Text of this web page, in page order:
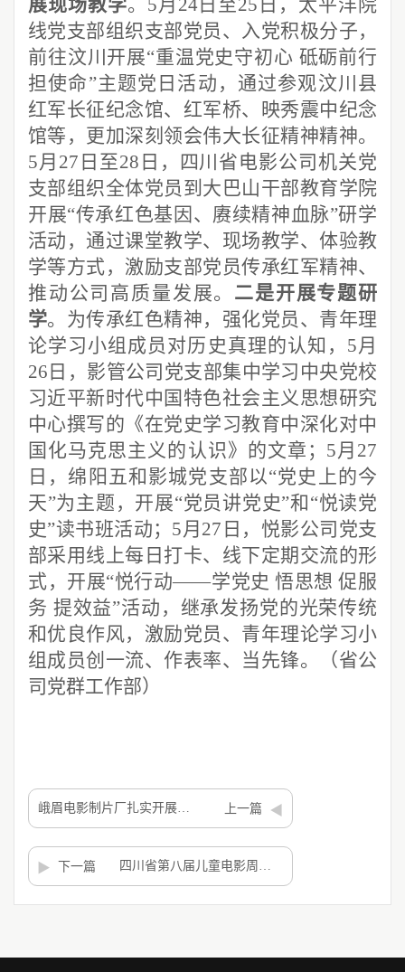
展现场教学。5月24日至25日，太平洋院
线党支部组织支部党员、入党积极分子，
前往汶川开展“重温党史守初心 砥砺前行
担使命”主题党日活动，通过参观汶川县
红军长征纪念馆、红军桥、映秀震中纪念
馆等，更加深刻领会伟大长征精神精神。
5月27日至28日，四川省电影公司机关党
支部组织全体党员到大巴山干部教育学院
开展“传承红色基因、赓续精神血脉”研学
活动，通过课堂教学、现场教学、体验教
学等方式，激励支部党员传承红军精神、
推动公司高质量发展。 二是开展专题研
学。为传承红色精神，强化党员、青年理
论学习小组成员对历史真理的认知，5月
26日，影管公司党支部集中学习中央党校
习近平新时代中国特色社会主义思想研究
中心撰写的《在党史学习教育中深化对中
国化马克思主义的认识》的文章；5月27
日，绵阳五和影城党支部以“党史上的今
天”为主题，开展“党员讲党史”和“悦读党
史”读书班活动；5月27日，悦影公司党支
部采用线上每日打卡、线下定期交流的形
式，开展“悦行动——学党史 悟思想 促服
务 提效益”活动，继承发扬党的光荣传统
和优良作风，激励党员、青年理论学习小
组成员创一流、作表率、当先锋。
（省公
司党群工作部）
上一篇
下一篇